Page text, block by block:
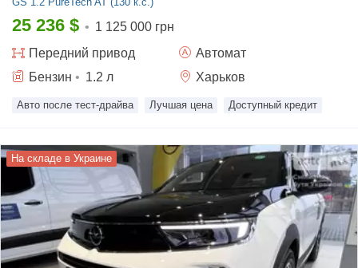
25 236 $ • 1 125 000 грн
Передний привод
Автомат
Бензин • 1.2 л Харьков
Авто после тест-драйва Лучшая цена Доступный кредит
На складе в Украине